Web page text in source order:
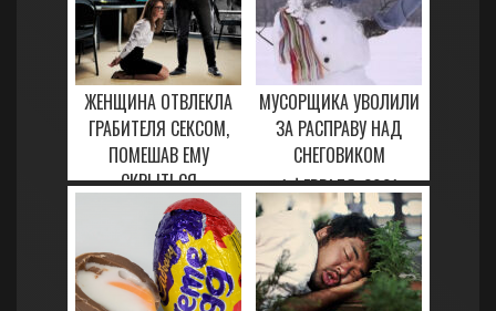
ЖЕНЩИНА ОТВЛЕКЛА
ГРАБИТЕЛЯ СЕКСОМ,
ПОМЕШАВ ЕМУ
СКРЫТЬСЯ
29 ЯНВАРЯ, 2021
МУСОРЩИКА УВОЛИЛИ
ЗА РАСПРАВУ НАД
СНЕГОВИКОМ
1 ФЕВРАЛЯ, 2021